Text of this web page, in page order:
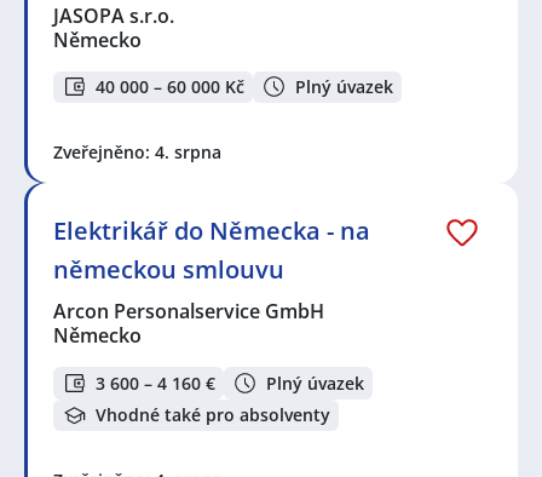
JASOPA s.r.o.
Německo
40 000 – 60 000 Kč Plný úvazek
Zveřejněno: 4. srpna
Elektrikář do Německa - na
německou smlouvu
Arcon Personalservice GmbH
Německo
3 600 – 4 160 €
Plný úvazek
Vhodné také pro absolventy